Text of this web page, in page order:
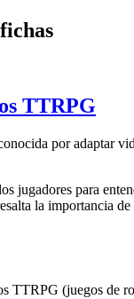
TTRPG
por adaptar
jugadores para
la importancia
TTRPG (juegos de